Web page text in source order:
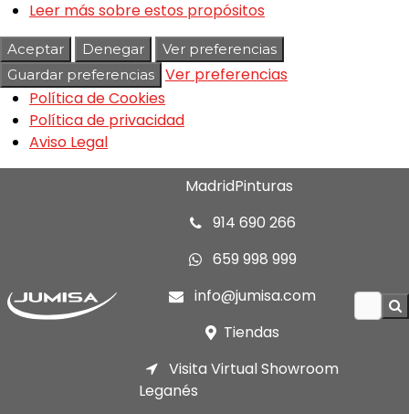
Leer más sobre estos propósitos
Aceptar Denegar
Ver preferencias
Guardar preferencias
Ver preferencias
Política de Cookies
Política de privacidad
Aviso Legal
MadridPinturas
914 690 266
659 998 999
info@jumisa.com
Tiendas
Visita Virtual Showroom
Leganés